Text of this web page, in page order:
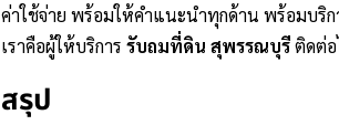
ค่าใช้จ่าย พร้อมให้คำแนะนำทุกด้าน พร้อมบริก
เราคือผู้ให้บริการ รับถมที่ดิน สุพรรณบุรีติดต่อ
สรุป